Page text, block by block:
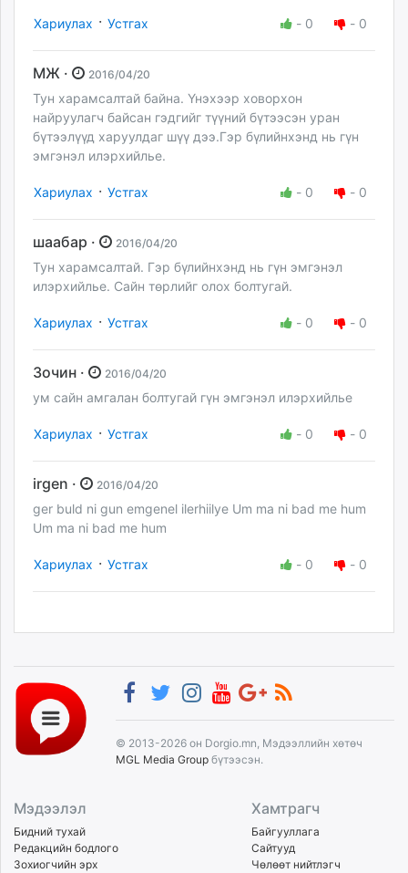
Хариулах · Устгах - 0 - 0
МЖ · 2016/04/20
Тун харамсалтай байна. Үнэхээр ховорхон
найруулагч байсан гэдгийг түүний бүтээсэн уран
бүтээлүүд харуулдаг шүү дээ.Гэр бүлийнхэнд нь гүн
эмгэнэл илэрхийлье.
Хариулах · Устгах - 0 - 0
шаабар · 2016/04/20
Тун харамсалтай. Гэр бүлийнхэнд нь гүн эмгэнэл
илэрхийлье. Сайн төрлийг олох болтугай.
Хариулах · Устгах - 0 - 0
Зочин · 2016/04/20
ум сайн амгалан болтугай гүн эмгэнэл илэрхийлье
Хариулах · Устгах - 0 - 0
irgen · 2016/04/20
ger buld ni gun emgenel ilerhiilye Um ma ni bad me hum
Um ma ni bad me hum
Хариулах · Устгах - 0 - 0
© 2013-2026 он Dorgio.mn, Мэдээллийн хөтөч
MGL Media Group бүтээсэн.
Мэдээлэл
Бидний тухай
Редакцийн бодлого
Зохиогчийн эрх
Хамтрагч
Байгууллага
Сайтууд
Чөлөөт нийтлэгч